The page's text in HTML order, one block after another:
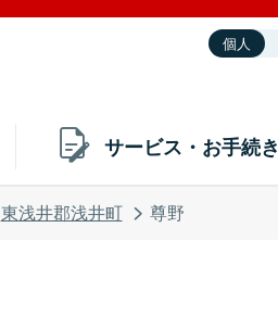
個人
サービス・お手続き
東浅井郡浅井町 尊野